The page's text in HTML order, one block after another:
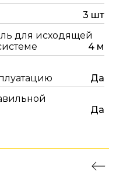
3 шт
для исходящей
4 м
Да
Да